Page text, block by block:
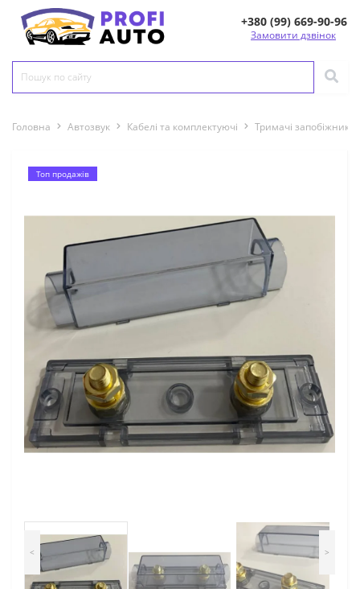
+380 (99) 669-90-96
Замовити дзвінок
Головна Автозвук Кабелі та комплектуючі Тримачі запобіжників
Топ продажів
< >